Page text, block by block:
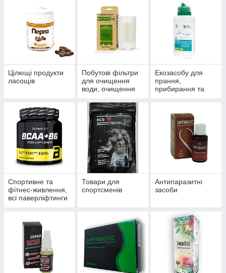
Цілющі продукти
ласощів
Побутові фільтри
для очищення
води, очищення
водопостачання й
опалення
Екозасобу для
прання,
прибирання та
Спортивне та
фітнес-живлення,
всі паверліфтинги
Товари для
спортсменів
Антипаразитні
засоби